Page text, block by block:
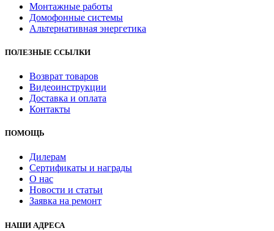
Монтажные работы
Домофонные системы
Альтернативная энергетика
ПОЛЕЗНЫЕ ССЫЛКИ
Возврат товаров
Видеоинструкции
Доставка и оплата
Контакты
ПОМОЩЬ
Дилерам
Сертификаты и награды
О нас
Новости и статьи
Заявка на ремонт
НАШИ АДРЕСА